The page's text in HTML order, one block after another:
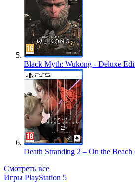
Black Myth: Wukong - Deluxe
Death Stranding 2 – On the Beach
Смотреть все
Игры PlayStation 5